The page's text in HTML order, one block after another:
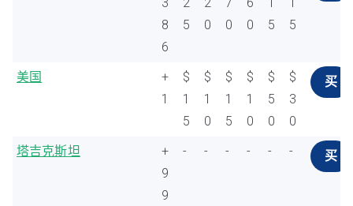
8
6
5
0
0
0
5
5
美国
+
1
$
1
5
$
1
0
$
1
5
$
1
0
$
5
0
$
3
0
买
塔吉克斯坦
+
9
9
- - - - - - 买